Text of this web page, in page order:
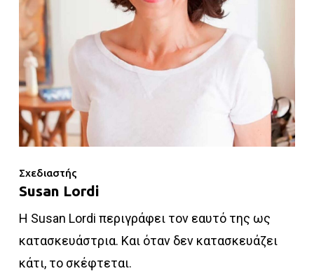
Σχεδιαστής
Susan Lordi
Η Susan Lordi περιγράφει τον εαυτό της ως
κατασκευάστρια. Και όταν δεν κατασκευάζει
κάτι, το σκέφτεται.